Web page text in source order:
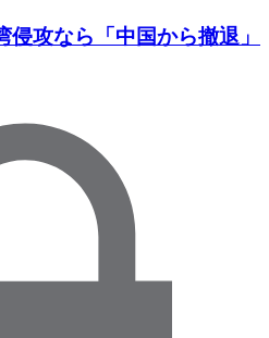
攻なら「中国から撤退」